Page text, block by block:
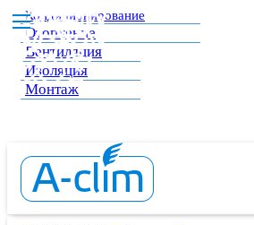
Кондиционирование
Отопление
Вентиляция
Изоляция
Монтаж